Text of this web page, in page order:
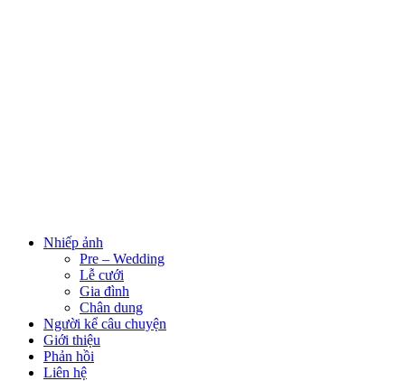
Nhiếp ảnh
Pre – Wedding
Lễ cưới
Gia đình
Chân dung
Người kể câu chuyện
Giới thiệu
Phản hồi
Liên hệ